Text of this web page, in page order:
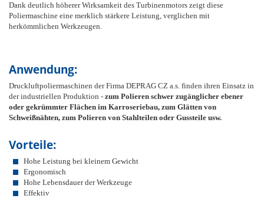
Dank deutlich höherer Wirksamkeit des Turbinenmotors zeigt diese
Poliermaschine eine merklich stärkere Leistung, verglichen mit
herkömmlichen Werkzeugen.
Anwendung:
Druckluftpoliermaschinen der Firma DEPRAG CZ a.s. finden ihren Einsatz in
der industriellen Produktion - zum Polieren schwer zugänglicher ebener
oder gekrümmter Flächen im Karroseriebau, zum Glätten von
Schweißnähten, zum Polieren von Stahlteilen oder Gussteile usw.
Vorteile:
Hohe Leistung bei kleinem Gewicht
Ergonomisch
Hohe Lebensdauer der Werkzeuge
Effektiv